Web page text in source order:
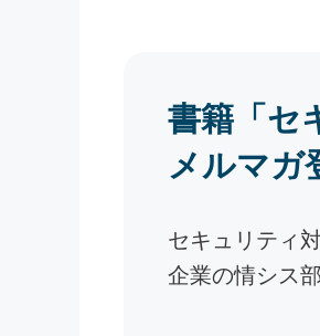
書籍「セ
メルマガ
セキュリティ
企業の情シス